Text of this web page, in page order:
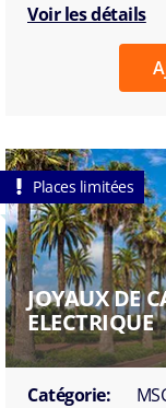
Voir les détails
Places limitées
JOYAUX DE
ELECTRIQUE
Catégorie: